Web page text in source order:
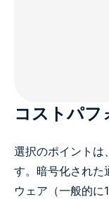
コストパフ
選択のポイントは
す。暗号化された
ウェア（一般的に